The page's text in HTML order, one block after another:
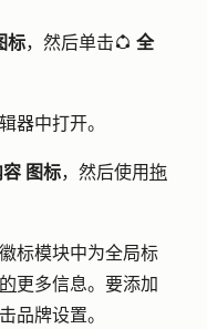
标，然后单击globalGroup 全
器中打开。
容 图标，然后使用拖
标模块中为全局标
更多信息。要添加
品牌设置。